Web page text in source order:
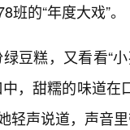
班的“年度大戏”。
豆糕，又看看“
，甜糯的味道
轻声说道，声音